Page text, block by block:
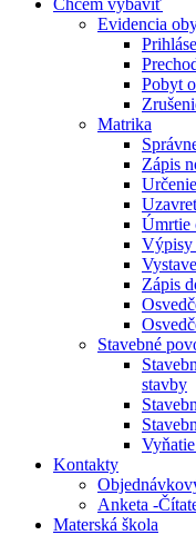
Chcem vybaviť
Evidencia
Pobyt
Matrika
Zápis
Úmrtie
Výpisy
Zápis
Stavebné
stavby
Kontakty
Anketa -
Materská škola